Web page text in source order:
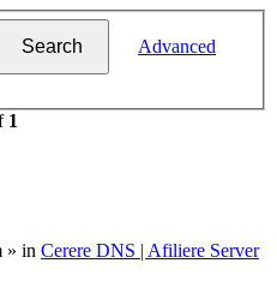
Search
Advanced
1
» in Cerere DNS | Afiliere Server